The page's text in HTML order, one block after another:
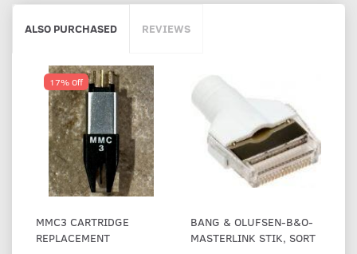
ALSO PURCHASED REVIEWS
17% Off
MMC3 CARTRIDGE
REPLACEMENT
BANG & OLUFSEN-B&O-
MASTERLINK STIK, SORT